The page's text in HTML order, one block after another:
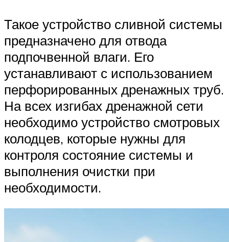
Такое устройство сливной системы
предназначено для отвода
подпочвенной влаги. Его
устанавливают с использованием
перфорированных дренажных труб.
На всех изгибах дренажной сети
необходимо устройство смотровых
колодцев, которые нужны для
контроля состояние системы и
выполнения очистки при
необходимости.